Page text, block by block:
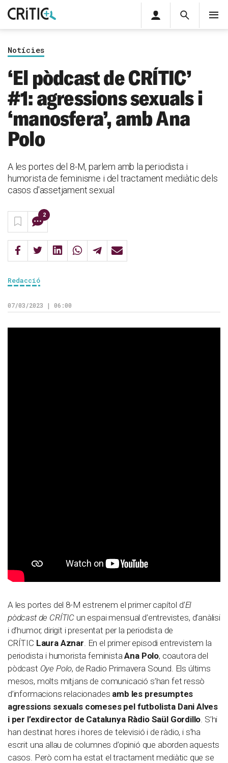
Cerca
privada
Inicia sessió
Notícies
‘El pòdcast de CRÍTIC’
#1: agressions sexuals i
‘manosfera’, amb Ana
Polo
A les portes del 8-M, parlem amb la periodista i
humorista de feminisme i del tractament mediàtic dels
casos d'assetjament sexual
2
Redacció
07/03/2023 | 06:00
A les portes del 8-M estrenem el primer capítol d’El
pòdcast de CRÍTIC un espai mensual d’entrevistes, d’anàlisi
i d’humor, dirigit i presentat per la periodista de
CRÍTIC Laura Aznar. En el primer episodi entrevistem la
periodista i humorista feministaAna Polo, coautora del
pòdcast Oye Polo, de Radio Primavera Sound. Els últims
mesos, molts mitjans de comunicació s’han fet ressò
d’informacions relacionades amb les presumptes
agressions sexuals comeses pel futbolista Dani Alves
i per l’exdirector de Catalunya Ràdio Saül Gordillo. S’hi
han destinat hores i hores de televisió i de ràdio, i s’ha
escrit una allau de columnes d’opinió que aborden aquests
casos. Però com ha estat el tractament mediàtic que se